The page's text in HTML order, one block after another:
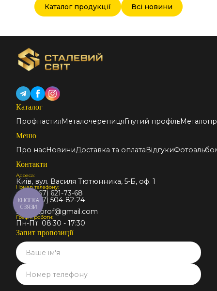
Каталог продукції Всі новини
Каталог
ПрофнастилМеталочерепицяГнутий профіль
Меню
Про насНовиниДоставка та оплатаВідгуки
Контакти
Адреса:
Київ, вул. Василя Тютюнника, 5-Б, оф. 1
Номер телефону:
+38 (067) 621-73-68
+38 (067) 504-82-24
Email:
stalmir.prof@gmail.com
Графік роботи:
Пн-Пт: 08:30 - 17:30
Запит пропозиції
КНОПКА
СВЯЗИ